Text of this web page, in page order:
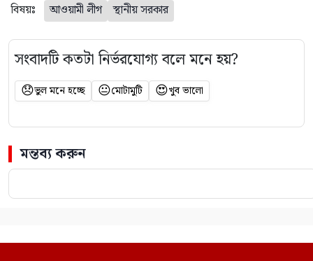
বিষয়ঃ আওয়ামী লীগ স্থানীয় সরকার
সংবাদটি কতটা নির্ভরযোগ্য বলে মনে হয়?
😞ভুল মনে হচ্ছে 😐মোটামুটি 😍খুব ভালো
মন্তব্য করুন